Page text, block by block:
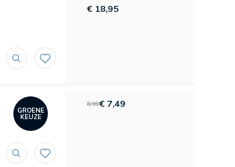
€ 18,95
8,99€ 7,49
GROENE
KEUZE